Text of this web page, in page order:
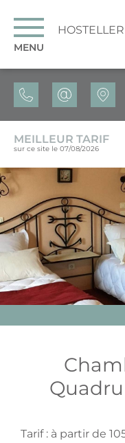
MENU
MEILLEUR TARIF
sur ce site le 07/08/2026
Tarif : à partir de